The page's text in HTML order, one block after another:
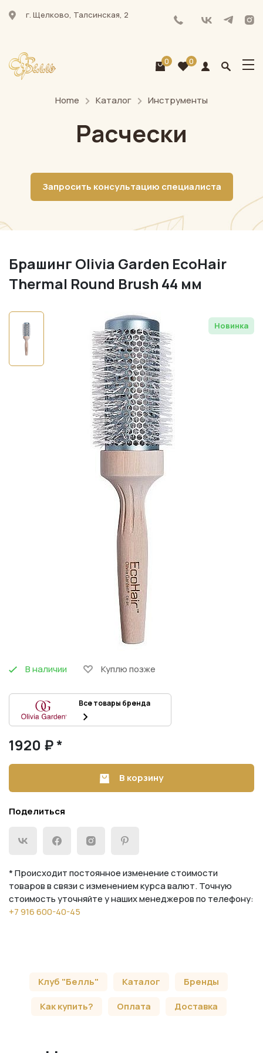
г. Щелково, Талсинская, 2
0 0
Home Каталог Инструменты
Расчески
Запросить консультацию специалиста
Брашинг Olivia Garden EcoHair
Thermal Round Brush 44 мм
Новинка
В наличии Куплю позже
Все товары бренда
1920 ₽ *
В корзину
Поделиться
* Происходит постоянное изменение стоимости
товаров в связи с изменением курса валют. Точную
стоимость уточняйте у наших менеджеров по телефону:
+7 916 600-40-45
Клуб "Белль" Каталог
Бренды
Как купить?
Оплата Доставка